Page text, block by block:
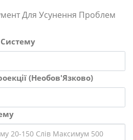
Для Усунення Проблем
(Необов'Язково)